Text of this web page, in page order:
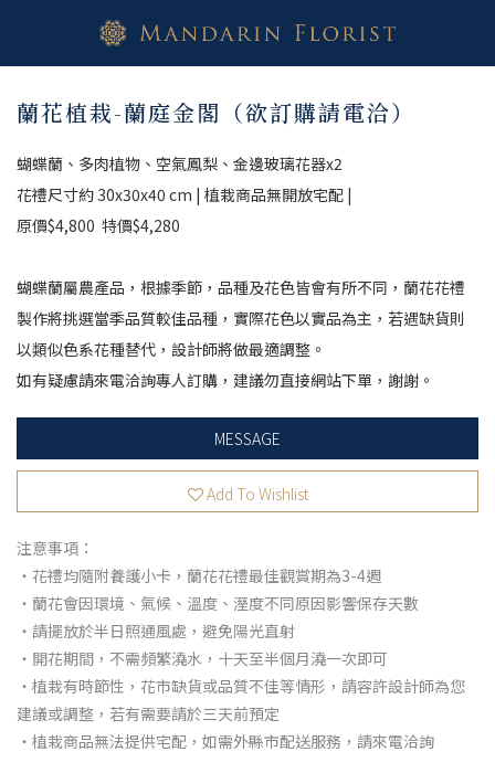
蘭花植栽-蘭庭金閣（欲訂購請電洽）
蝴蝶蘭、多肉植物、空氣鳳梨、金邊玻璃花器x2
花禮尺寸約 30x30x40 cm | 植栽商品無開放宅配 |
原價$4,800  特價$4,280
蝴蝶蘭屬農產品，根據季節，品種及花色皆會有所不同，蘭花花禮
製作將挑選當季品質較佳品種，實際花色以實品為主，若遇缺貨則
以類似色系花種替代，設計師將做最適調整。
如有疑慮請來電洽詢專人訂購，建議勿直接網站下單，謝謝。
MESSAGE
Add To Wishlist
注意事項：
・花禮均隨附養護小卡，蘭花花禮最佳觀賞期為3-4週
・蘭花會因環境、氣候、溫度、溼度不同原因影響保存天數
・請擺放於半日照通風處，避免陽光直射
・開花期間，不需頻繁澆水，十天至半個月澆一次即可
・植栽有時節性，花市缺貨或品質不佳等情形，請容許設計師為您
建議或調整，若有需要請於三天前預定
・植栽商品無法提供宅配，如需外縣市配送服務，請來電洽詢